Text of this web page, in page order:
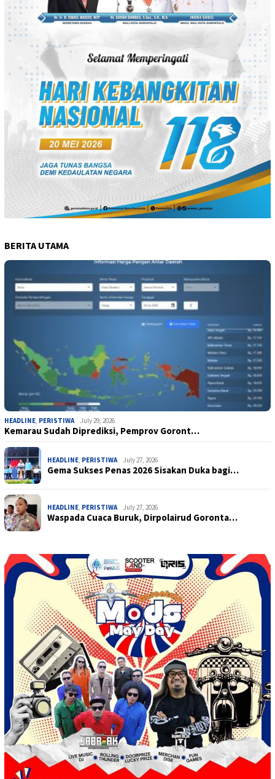
BERITA UTAMA
HEADLINE PERISTIWA July 29, 2026
Kemarau Sudah Diprediksi, Pemprov Goront…
HEADLINE PERISTIWA July 27, 2026
Gema Sukses Penas 2026 Sisakan Duka bagi…
HEADLINE PERISTIWA July 27, 2026
Waspada Cuaca Buruk, Dirpolairud Goronta…